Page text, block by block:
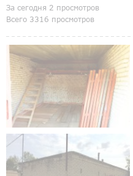
За сегодня 2 просмотров
Всего 3316 просмотров